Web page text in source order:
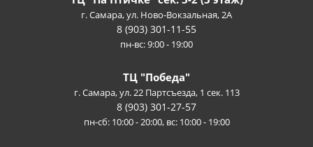
г. Самара, ул. Ново-Вокзальная, 2А
8 (903) 301-11-55
пн-вс: 9:00 - 19:00
ТЦ "Победа"
г. Самара, ул. 22 Партсъезда, 1 сек. 113
8 (903) 301-27-57
пн-сб: 10:00 - 20:00, вс: 10:00 - 19:00